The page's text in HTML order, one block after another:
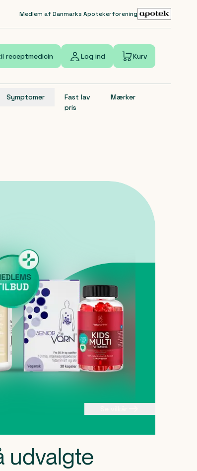
Medlem af Danmarks Apotekerforening
receptmedicin Log ind Kurv
Symptomer
Fast lav
pris
Mærker
udvalgte